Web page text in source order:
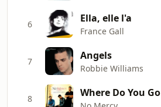
6 Ella, elle l'a
France Gall
7 Angels
Robbie Williams
8 Where Do You Go